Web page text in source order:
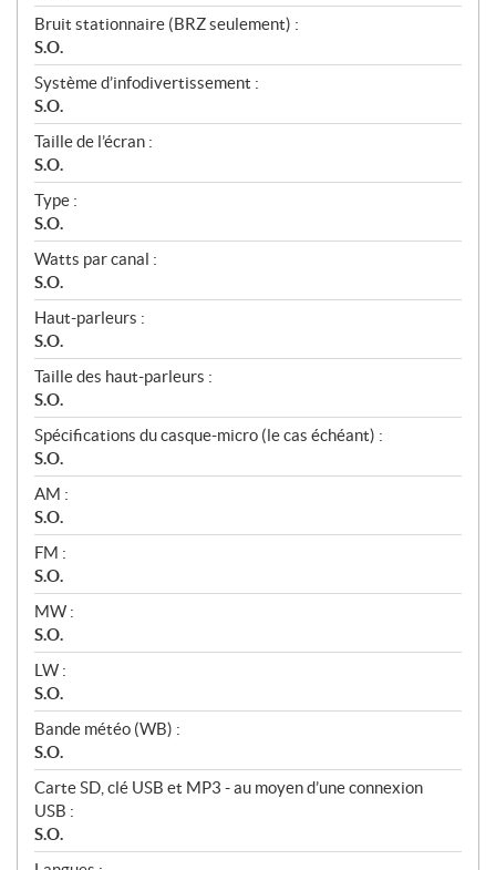
Bruit stationnaire (BRZ seulement) :
S.O.
Système d’infodivertissement :
S.O.
Taille de l’écran :
S.O.
Type :
S.O.
Watts par canal :
S.O.
Haut-parleurs :
S.O.
Taille des haut-parleurs :
S.O.
Spécifications du casque-micro (le cas échéant) :
S.O.
AM :
S.O.
FM :
S.O.
MW :
S.O.
LW :
S.O.
Bande météo (WB) :
S.O.
Carte SD, clé USB et MP3 - au moyen d’une connexion
USB :
S.O.